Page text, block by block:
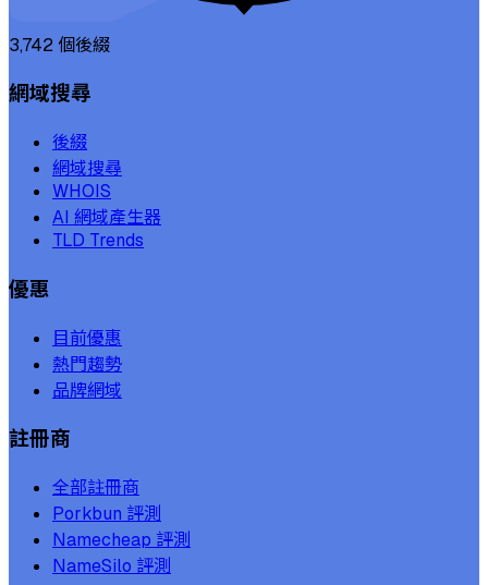
3,742個後綴
網域搜尋
後綴
網域搜尋
WHOIS
AI 網域產生器
TLD Trends
優惠
目前優惠
熱門趨勢
品牌網域
註冊商
全部註冊商
Porkbun 評測
Namecheap 評測
NameSilo 評測